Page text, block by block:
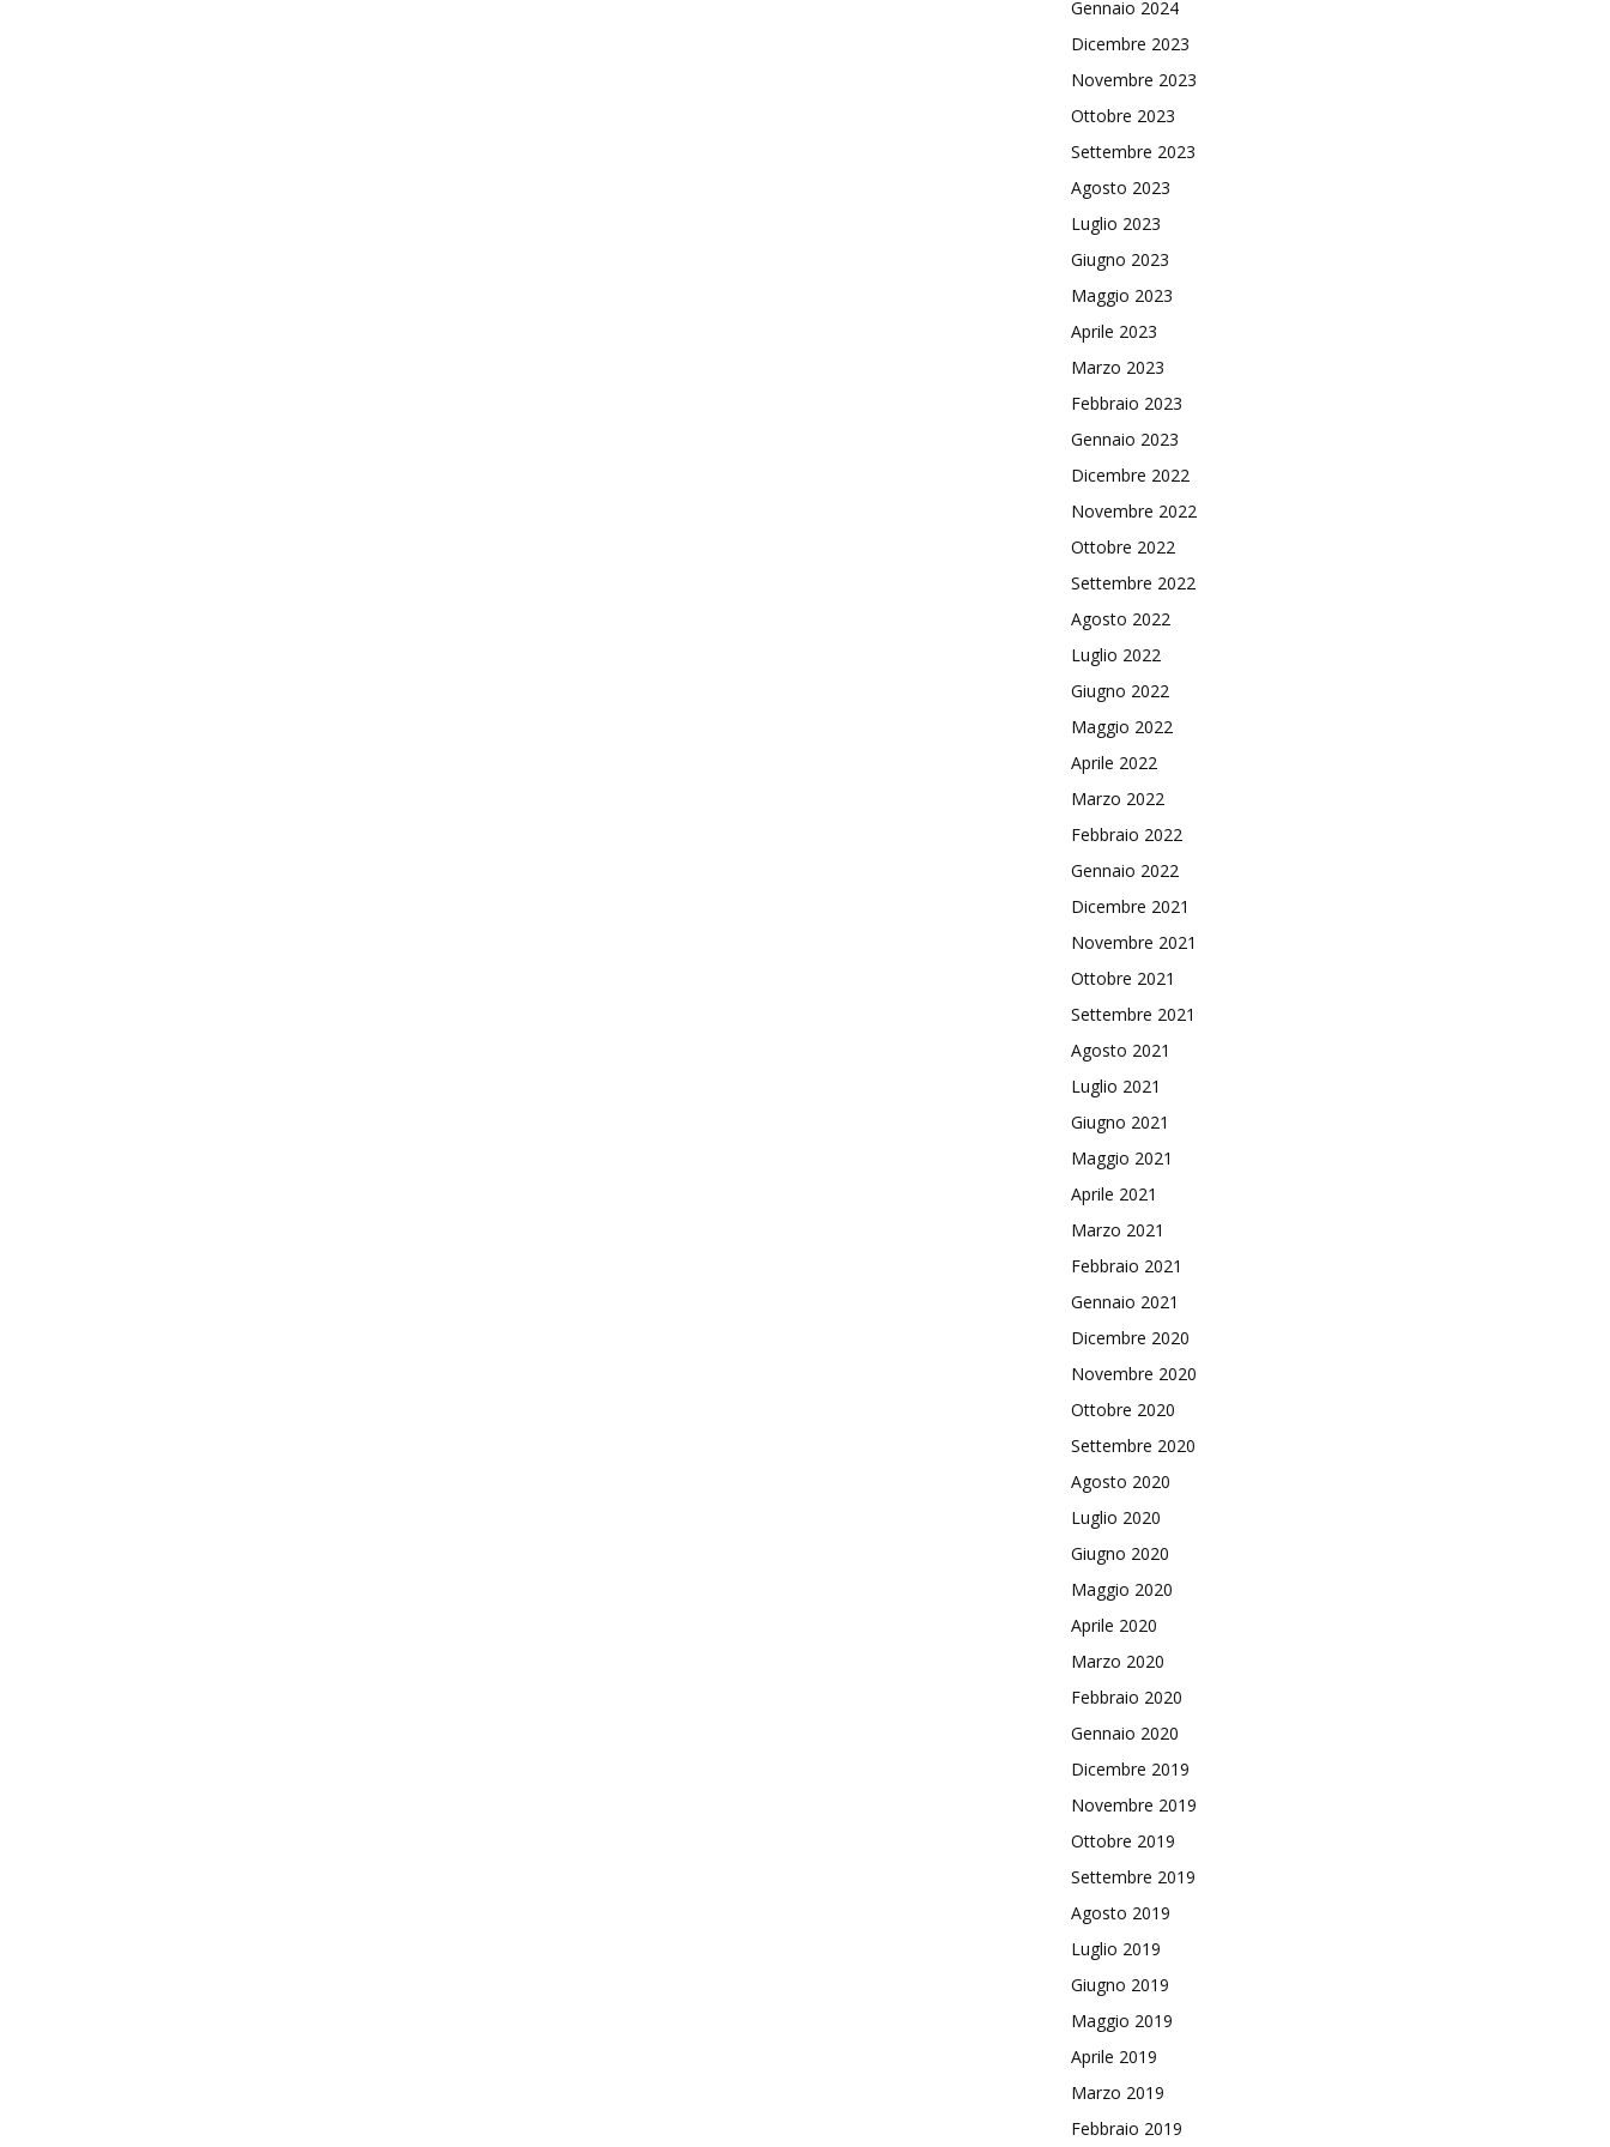
Gennaio 2024
Dicembre 2023
Novembre 2023
Ottobre 2023
Settembre 2023
Agosto 2023
Luglio 2023
Giugno 2023
Maggio 2023
Aprile 2023
Marzo 2023
Febbraio 2023
Gennaio 2023
Dicembre 2022
Novembre 2022
Ottobre 2022
Settembre 2022
Agosto 2022
Luglio 2022
Giugno 2022
Maggio 2022
Aprile 2022
Marzo 2022
Febbraio 2022
Gennaio 2022
Dicembre 2021
Novembre 2021
Ottobre 2021
Settembre 2021
Agosto 2021
Luglio 2021
Giugno 2021
Maggio 2021
Aprile 2021
Marzo 2021
Febbraio 2021
Gennaio 2021
Dicembre 2020
Novembre 2020
Ottobre 2020
Settembre 2020
Agosto 2020
Luglio 2020
Giugno 2020
Maggio 2020
Aprile 2020
Marzo 2020
Febbraio 2020
Gennaio 2020
Dicembre 2019
Novembre 2019
Ottobre 2019
Settembre 2019
Agosto 2019
Luglio 2019
Giugno 2019
Maggio 2019
Aprile 2019
Marzo 2019
Febbraio 2019